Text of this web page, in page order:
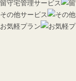
留守宅管理サービス
その他サービス
お気軽プラン